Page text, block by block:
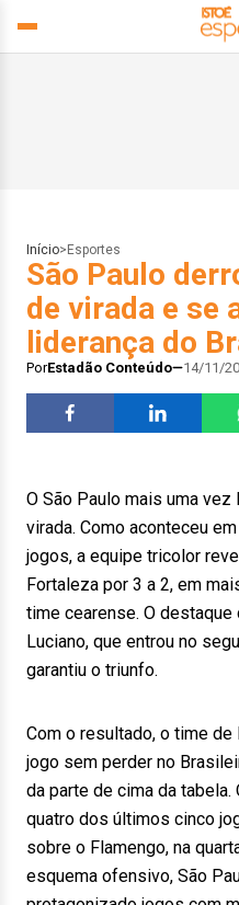
Início> Esportes
São Paulo
de virada e se
liderança do
PorEstadão Conteúdo 14/11/
O São Paulo mais uma
virada. Como aconteceu
jogos, a equipe tricolor
Fortaleza por 3 a 2, em
time cearense. O
Luciano, que entrou no
garantiu o triunfo.
Com o resultado, o time de
jogo sem perder no
da parte de cima da tabela.
quatro dos últimos cinco
sobre o Flamengo, na
esquema ofensivo, São